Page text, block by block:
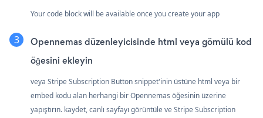
Your code block will be available once you create your app
Opennemas düzenleyicisinde html veya gömülü kod
öğesini ekleyin
veya Stripe Subscription Button snippet'inin üstüne html veya bir
embed kodu alan herhangi bir Opennemas öğesinin üzerine
yapıştırın. kaydet, canlı sayfayı görüntüle ve Stripe Subscription